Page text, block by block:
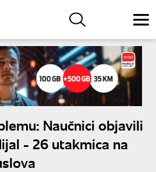
Naučnici objavili
- 26 utakmica na